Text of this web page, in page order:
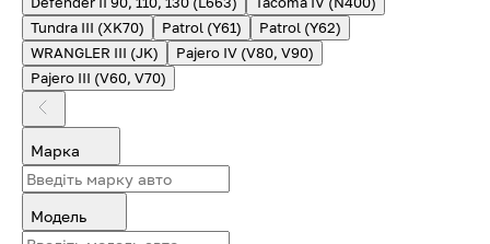
Tundra III (XK70)
Patrol (Y61)
Patrol (Y62)
WRANGLER III (JK)
Pajero IV (V80, V90)
Pajero III (V60, V70)
Марка
Модель